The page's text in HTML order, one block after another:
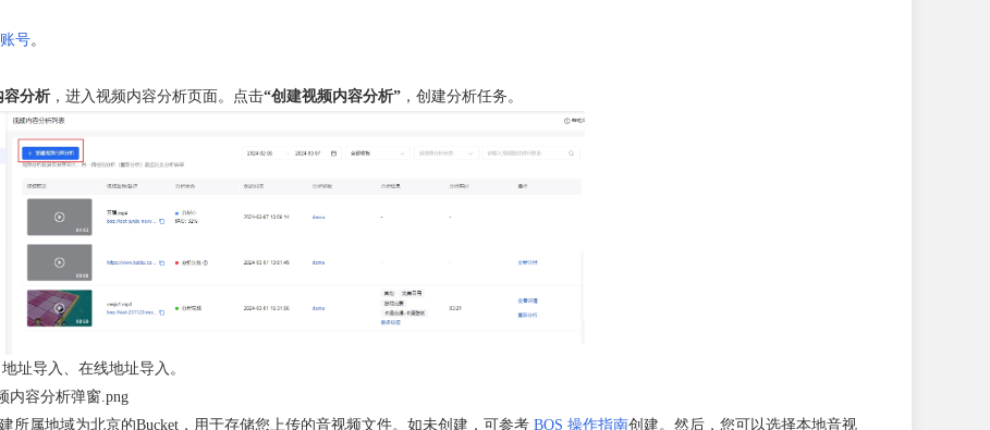
号。
容分析 ，进入视频内容分析页面。点击“创建视频内容分析” ，创建分析任务。
址导入、在线地址导入。
所属地域为北京的Bucket，用于存储您上传的音视频文件。如未创建，可参考 BOS 操作指南创建。然后，您可以选择本地音视